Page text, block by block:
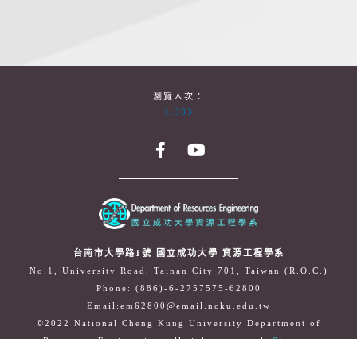
瀏覽人次：
1,383
台南市大學路1號 國立成功大學 資源工程學系
No.1, University Road, Tainan City 701, Taiwan (R.O.C.)
Phone: (886)-6-2757575-62800
Email:em62800@email.ncku.edu.tw
©2022 National Cheng Kung University Department of